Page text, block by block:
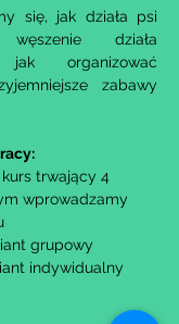
się, jak działa psi
działa
organizować
zabawy
trwający 4
wprowadzamy
grupowy​
indywidualny